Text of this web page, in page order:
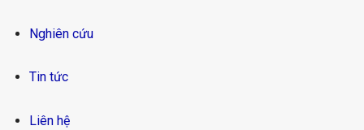
Nghiên cứu
Tin tức
Liên hệ